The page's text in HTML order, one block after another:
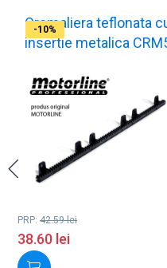
-9%
Cremaliera teflonata
insertie metalica
PRP: 42.59lei
38.60 lei
-14%
-10%
-12%
-10%
-10%
-10%
-10%
-11%
-10%